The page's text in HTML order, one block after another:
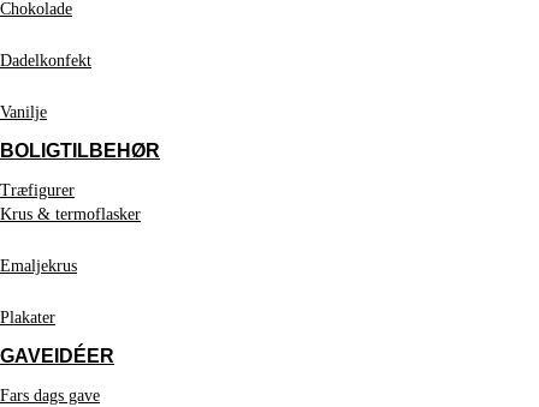
Chokolade
Dadelkonfekt
Vanilje
BOLIGTILBEHØR
Træfigurer
Krus & termoflasker
Emaljekrus
Plakater
GAVEIDÉER
Fars dags gave